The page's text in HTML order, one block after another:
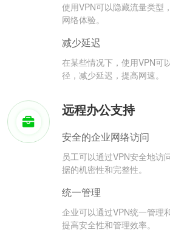
使用VPN可以隐藏流量类型
网络体验。
减少延迟
在某些情况下，使用VPN可
径，减少延迟，提高网速。
远程办公支持
安全的企业网络访问
员工可以通过VPN安全地访
据的机密性和完整性。
统一管理
企业可以通过VPN统一管理
提高安全性和管理效率。